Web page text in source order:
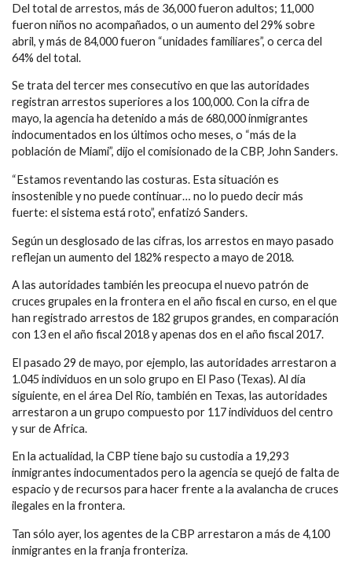
Del total de arrestos, más de 36,000 fueron adultos; 11,000
fueron niños no acompañados, o un aumento del 29% sobre
abril, y más de 84,000 fueron “unidades familiares”, o cerca del
64% del total.
Se trata del tercer mes consecutivo en que las autoridades
registran arrestos superiores a los 100,000. Con la cifra de
mayo, la agencia ha detenido a más de 680,000 inmigrantes
indocumentados en los últimos ocho meses, o “más de la
población de Miami”, dijo el comisionado de la CBP, John Sanders.
“Estamos reventando las costuras. Esta situación es
insostenible y no puede continuar… no lo puedo decir más
fuerte: el sistema está roto”, enfatizó Sanders.
Según un desglosado de las cifras, los arrestos en mayo pasado
reflejan un aumento del 182% respecto a mayo de 2018.
A las autoridades también les preocupa el nuevo patrón de
cruces grupales en la frontera en el año fiscal en curso, en el que
han registrado arrestos de 182 grupos grandes, en comparación
con 13 en el año fiscal 2018 y apenas dos en el año fiscal 2017.
El pasado 29 de mayo, por ejemplo, las autoridades arrestaron a
1.045 individuos en un solo grupo en El Paso (Texas). Al día
siguiente, en el área Del Río, también en Texas, las autoridades
arrestaron a un grupo compuesto por 117 individuos del centro
y sur de Africa.
En la actualidad, la CBP tiene bajo su custodia a 19,293
inmigrantes indocumentados pero la agencia se quejó de falta de
espacio y de recursos para hacer frente a la avalancha de cruces
ilegales en la frontera.
Tan sólo ayer, los agentes de la CBP arrestaron a más de 4,100
inmigrantes en la franja fronteriza.